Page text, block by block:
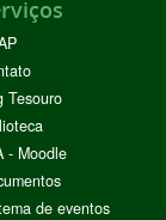
Tesouro
- Moodle
de eventos